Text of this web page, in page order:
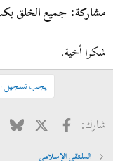
مشاركة: جميع الخلق
شكرا أخية.
يجب تسجيل
شارك: فيسبوك
X
الملتقى الإسلامي